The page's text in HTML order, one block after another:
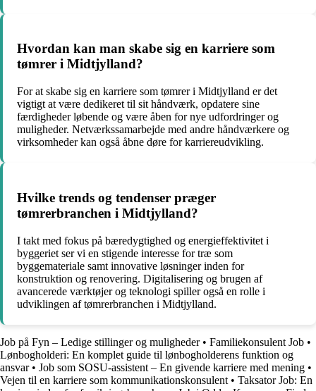
Hvordan kan man skabe sig en karriere som
tømrer i Midtjylland?
For at skabe sig en karriere som tømrer i Midtjylland er det
vigtigt at være dedikeret til sit håndværk, opdatere sine
færdigheder løbende og være åben for nye udfordringer og
muligheder. Netværkssamarbejde med andre håndværkere og
virksomheder kan også åbne døre for karriereudvikling.
Hvilke trends og tendenser præger
tømrerbranchen i Midtjylland?
I takt med fokus på bæredygtighed og energieffektivitet i
byggeriet ser vi en stigende interesse for træ som
byggemateriale samt innovative løsninger inden for
konstruktion og renovering. Digitalisering og brugen af
avancerede værktøjer og teknologi spiller også en rolle i
udviklingen af tømrerbranchen i Midtjylland.
Job på Fyn – Ledige stillinger og muligheder• Familiekonsulent Job •
Lønbogholderi: En komplet guide til lønbogholderens funktion og
ansvar• Job som SOSU-assistent – En givende karriere med mening •
Vejen til en karriere som kommunikationskonsulent • Taksator Job: En